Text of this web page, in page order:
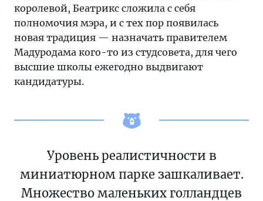
королевой, Беатрикс сложила с себя
полномочия мэра, и с тех пор появилась
новая традиция — назначать правителем
Мадуродама кого-то из студсовета, для чего
высшие школы ежегодно выдвигают
кандидатуры.
Уровень реалистичности в
миниатюрном парке зашкаливает.
Множество маленьких голландцев